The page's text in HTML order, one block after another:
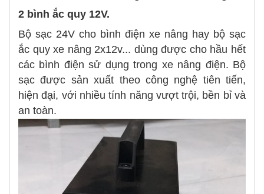
2 bình ắc quy 12V.
Bộ sạc 24V cho bình điện xe nâng hay bộ sạc
ắc quy xe nâng 2x12v... dùng được cho hầu hết
các bình điện sử dụng trong xe nâng điện. Bộ
sạc được sản xuất theo công nghệ tiên tiến,
hiện đại, với nhiều tính năng vượt trội, bền bỉ và
an toàn.